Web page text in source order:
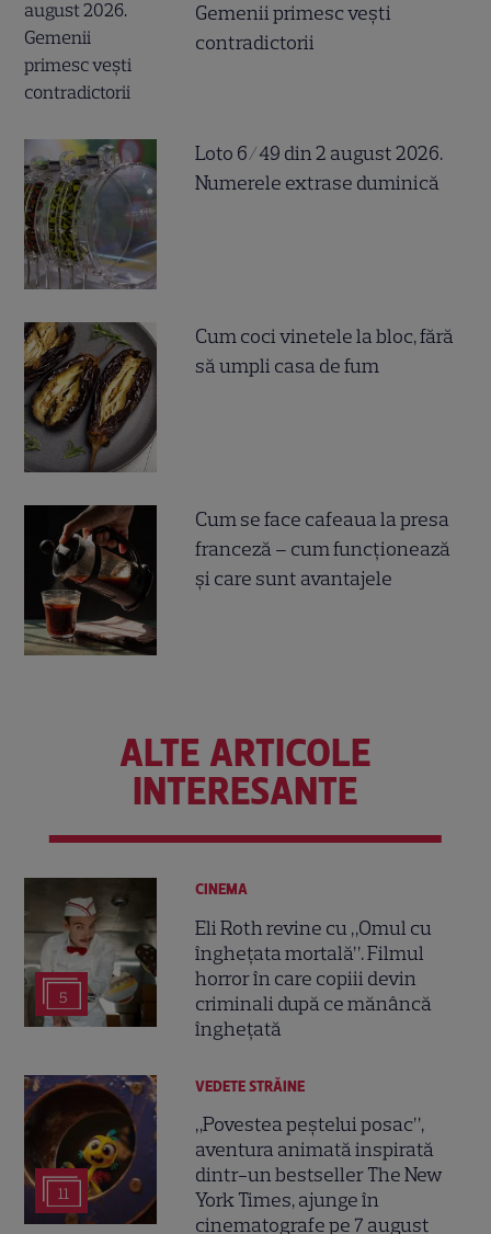
Gemenii primesc vești
contradictorii
Loto 6/49 din 2 august 2026.
Numerele extrase duminică
Cum coci vinetele la bloc, fără
să umpli casa de fum
Cum se face cafeaua la presa
franceză – cum funcționează
și care sunt avantajele
ALTE ARTICOLE
INTERESANTE
5
CINEMA
Eli Roth revine cu „Omul cu
înghețata mortală”. Filmul
horror în care copiii devin
criminali după ce mănâncă
înghețată
11
VEDETE STRĂINE
„Povestea peștelui posac”,
aventura animată inspirată
dintr-un bestseller The New
York Times, ajunge în
cinematografe pe 7 august